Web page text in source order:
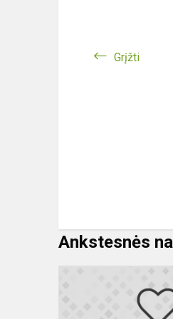
Grįžti
Ankstesnės